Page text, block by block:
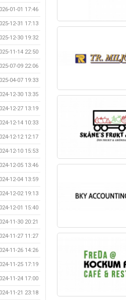
01-01 17:46
12-31 17:13
12-30 19:32
11-14 22:50
07-09 22:06
04-07 19:33
12-30 13:35
12-27 13:19
12-14 10:33
12-12 12:17
12-10 15:53
12-05 13:46
12-04 13:59
12-02 19:13
12-01 15:40
11-30 20:21
11-27 11:27
11-26 14:26
11-25 17:19
11-24 17:00
11-21 23:18